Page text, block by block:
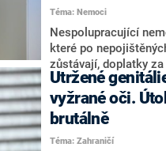
vyslání vojáků, ale
odvislá od možností
velvyslanec České
Landovský takový
Téma: Nemoci
Nespolupracující
které po
zůstávají, doplatky
vstupního
zemí – toto a řada
pneumology, kteří
témata lékaři
boje proti
Utržené
vyžrané oči.
brutálně
Téma: Zahraničí